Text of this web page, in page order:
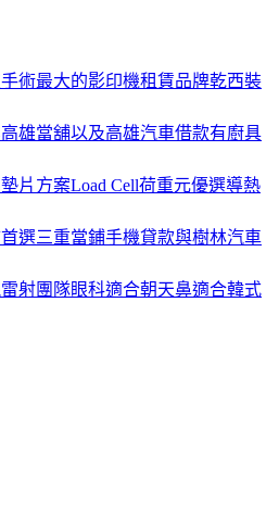
術最大的影印機租賃品牌乾西裝
雄當舖以及高雄汽車借款有廚具
片方案Load Cell荷重元優選導熱
選三重當鋪手機貸款與樹林汽車
射團隊眼科適合朝天鼻適合韓式